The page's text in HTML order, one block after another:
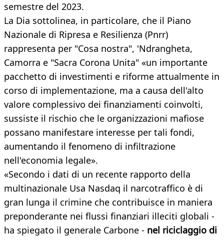
semestre del 2023.
La Dia sottolinea, in particolare, che il Piano
Nazionale di Ripresa e Resilienza (Pnrr)
rappresenta per "Cosa nostra", 'Ndrangheta,
Camorra e "Sacra Corona Unita" «un importante
pacchetto di investimenti e riforme attualmente in
corso di implementazione, ma a causa dell'alto
valore complessivo dei finanziamenti coinvolti,
sussiste il rischio che le organizzazioni mafiose
possano manifestare interesse per tali fondi,
aumentando il fenomeno di infiltrazione
nell'economia legale».
«Secondo i dati di un recente rapporto della
multinazionale Usa Nasdaq il narcotraffico è di
gran lunga il crimine che contribuisce in maniera
preponderante nei flussi finanziari illeciti globali -
ha spiegato il generale Carbone - nel riciclaggio di